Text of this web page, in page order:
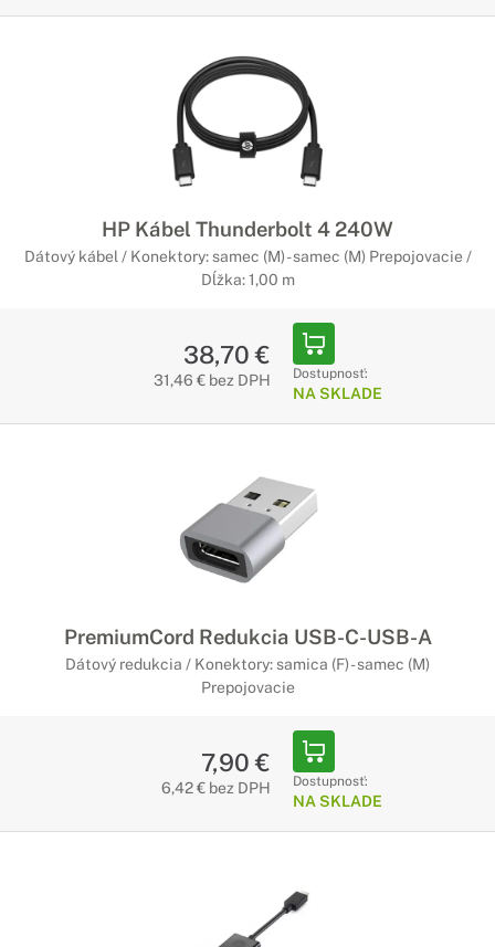
HP Kábel Thunderbolt 4 240W
Dátový kábel / Konektory: samec (M) - samec (M) Prepojovacie /
Dĺžka: 1,00 m
38,70 €
31,46 € bez DPH Dostupnosť:
NA SKLADE
PremiumCord Redukcia USB-C-USB-A
Dátový redukcia / Konektory: samica (F) - samec (M)
Prepojovacie
7,90 €
6,42 € bez DPH Dostupnosť:
NA SKLADE